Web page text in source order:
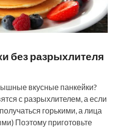
без разрыхлителя
вкусные панкейки?
с разрыхлителем, а если
горькими, а лица
Поэтому приготовьте